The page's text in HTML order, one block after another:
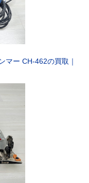
マー CH-462の買取｜